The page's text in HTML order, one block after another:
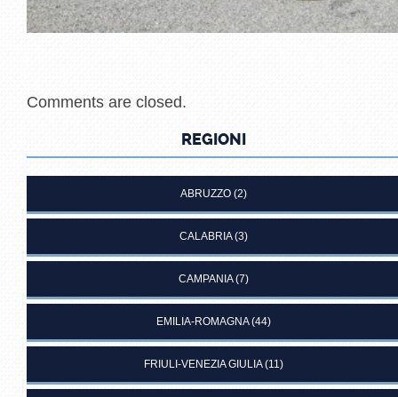
Comments are closed.
REGIONI
ABRUZZO(2)
CALABRIA(3)
CAMPANIA(7)
EMILIA-ROMAGNA(44)
FRIULI-VENEZIA GIULIA(11)